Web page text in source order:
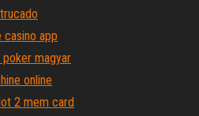
casino app
poker magyar
online
2 mem card